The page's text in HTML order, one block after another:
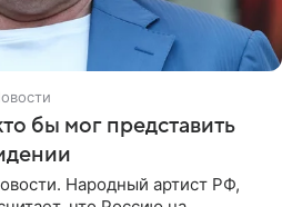
бы мог представить
Народный артист РФ,